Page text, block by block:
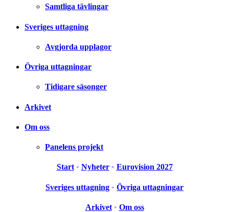
Samtliga tävlingar
Sveriges uttagning
Avgjorda upplagor
Övriga uttagningar
Tidigare säsonger
Arkivet
Om oss
Panelens projekt
Start • Nyheter • Eurovision 2027
Sveriges uttagning • Övriga uttagningar
Arkivet • Om oss